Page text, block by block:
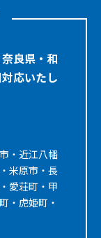
良県・和
応いたし
・近江八幡
米原市・長
愛荘町・甲
・虎姫町・